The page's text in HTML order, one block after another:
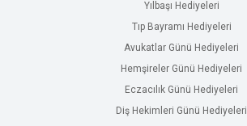
Yılbaşı Hediyeleri
Tıp Bayramı Hediyeleri
Avukatlar Günü Hediyeleri
Hemşireler Günü Hediyeleri
Eczacılık Günü Hediyeleri
Diş Hekimleri Günü Hediyeleri